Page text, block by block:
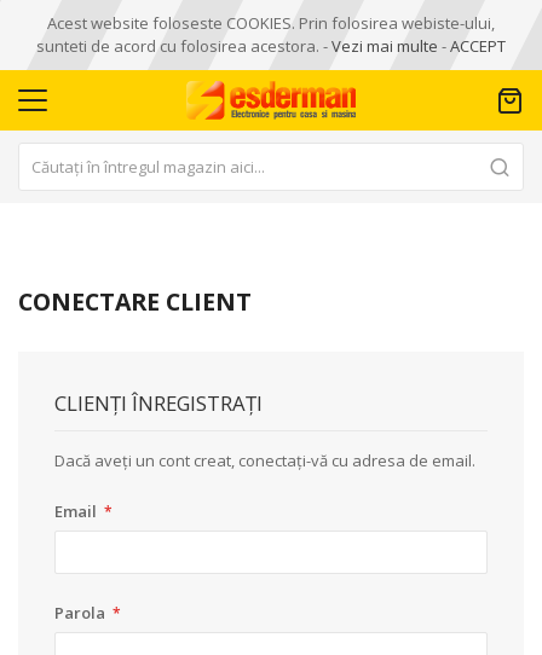
Acest website foloseste COOKIES. Prin folosirea webiste-ului,
sunteti de acord cu folosirea acestora. -Vezi mai multe -ACCEPT
CONECTARE CLIENT
CLIENȚI ÎNREGISTRAȚI
Dacă aveți un cont creat, conectați-vă cu adresa de email.
Email
Parola